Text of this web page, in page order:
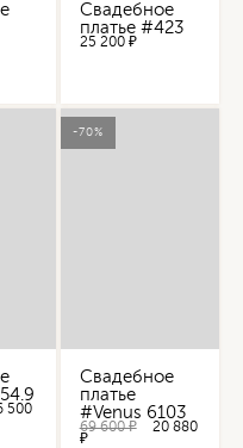
Свадебное
платье #423
25 200 ₽
500
-70%
Свадебное
платье
#Venus 6103
69 600 ₽
20 880
₽